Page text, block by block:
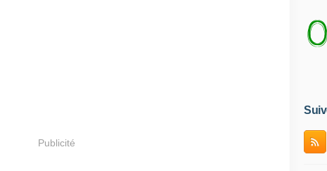
Publicité